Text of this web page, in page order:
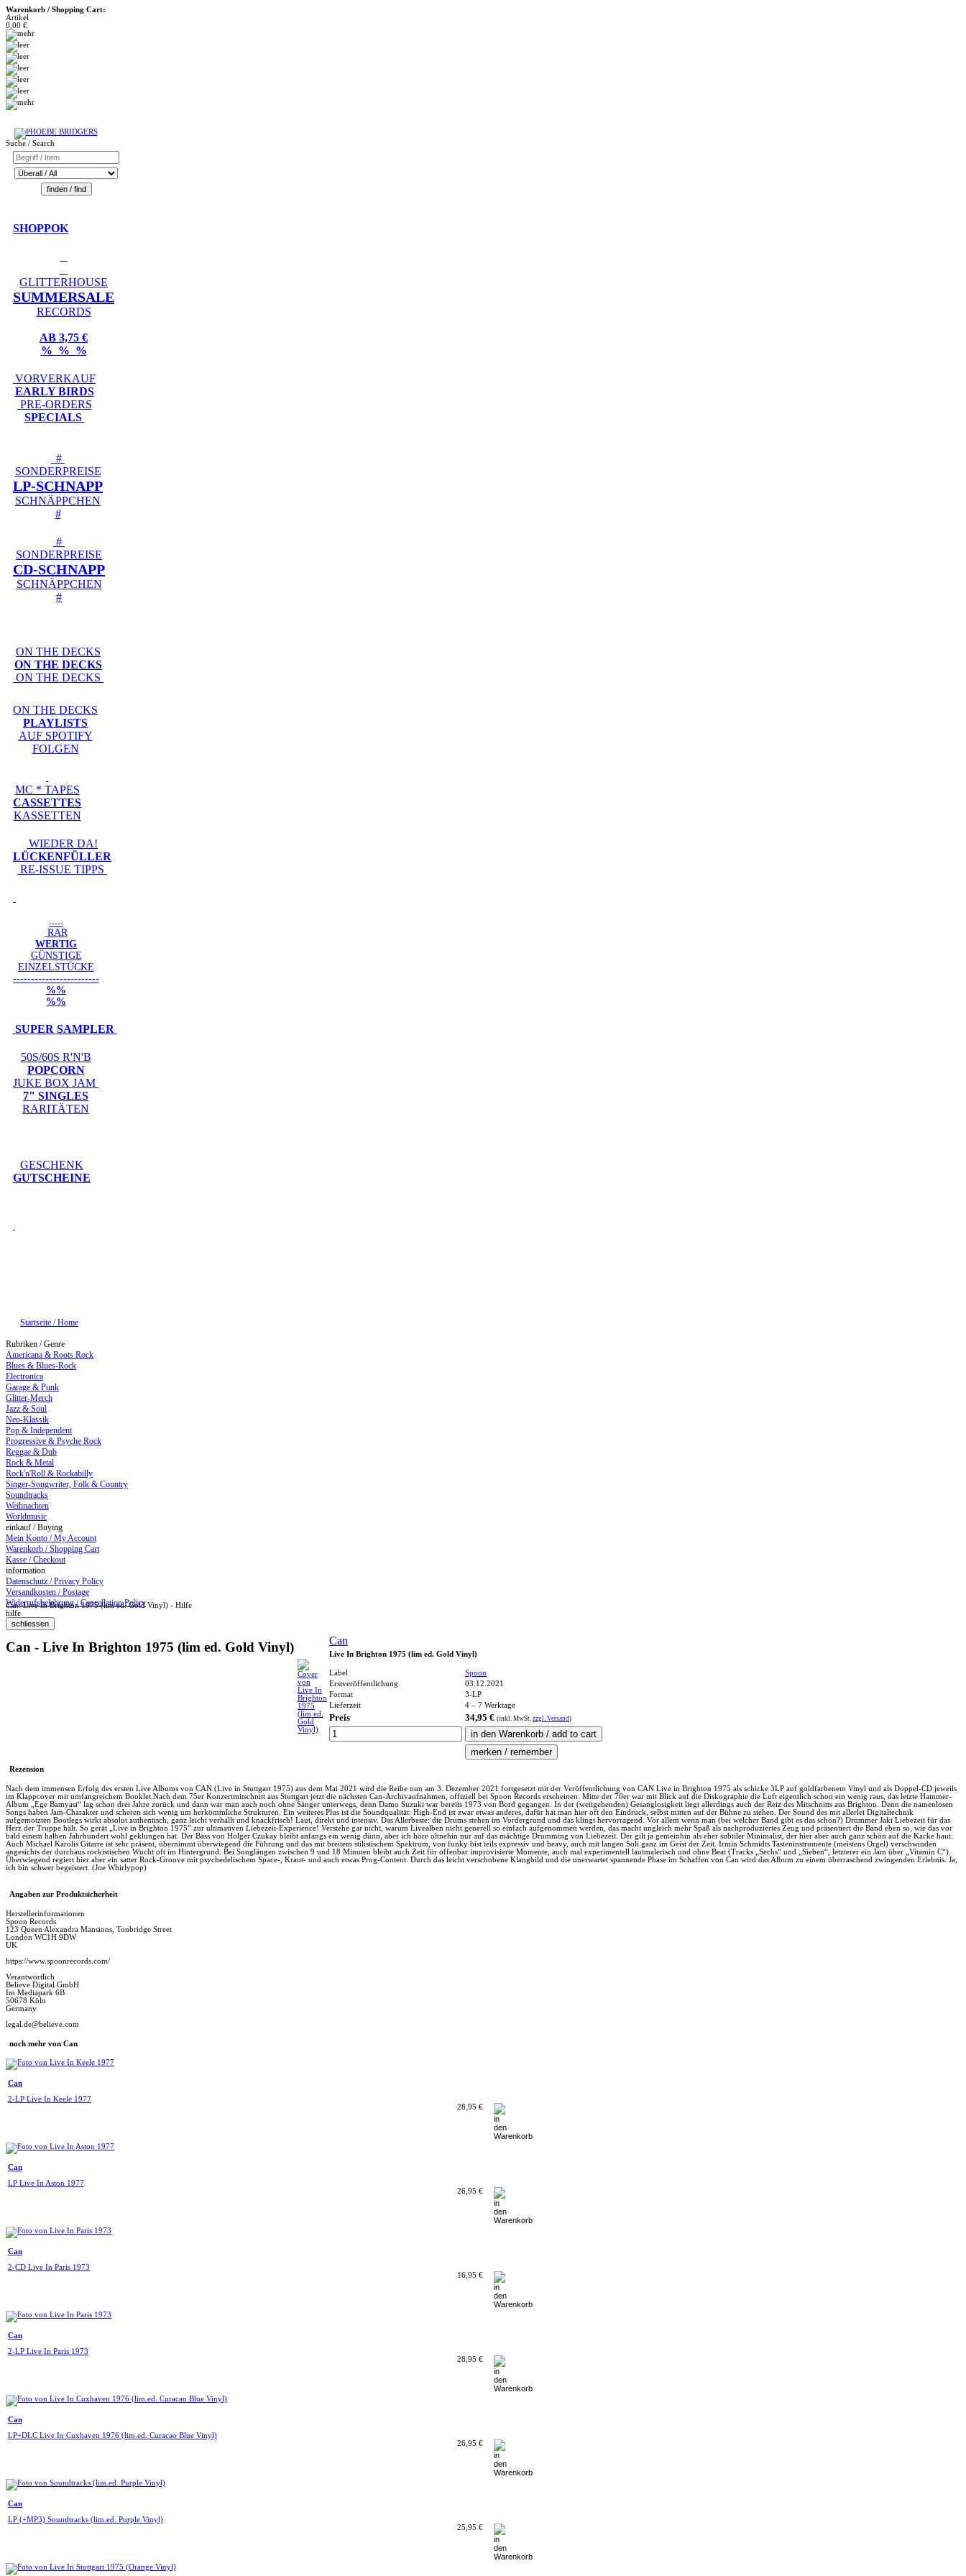
Warenkorb / Shopping Cart:
Artikel
0,00 €
Suche / Search
SHOPPOK
GLITTERHOUSE
SUMMERSALE
RECORDS
AB 3,75 €
% % %
VORVERKAUF
EARLY BIRDS
PRE-ORDERS
SPECIALS
#
SONDERPREISE
LP-SCHNAPP
SCHNÄPPCHEN
#
#
SONDERPREISE
CD-SCHNAPP
SCHNÄPPCHEN
#
ON THE DECKS
ON THE DECKS
ON THE DECKS
ON THE DECKS
PLAYLISTS
AUF SPOTIFY
FOLGEN
MC * TAPES
CASSETTES
KASSETTEN
WIEDER DA!
LÜCKENFÜLLER
RE-ISSUE TIPPS
-----
RAR
WERTIG
GÜNSTIGE
EINZELSTÜCKE
------------------------
%%
%%
SUPER SAMPLER
50S/60S R'N'B
POPCORN
JUKE BOX JAM
7" SINGLES
RARITÄTEN
GESCHENK
GUTSCHEINE
Startseite / Home
Rubriken / Genre
Americana & Roots Rock
Blues & Blues-Rock
Electronica
Garage & Punk
Glitter-Merch
Jazz & Soul
Neo-Klassik
Pop & Independent
Progressive & Psyche Rock
Reggae & Dub
Rock & Metal
Rock'n'Roll & Rockabilly
Singer-Songwriter, Folk & Country
Soundtracks
Weihnachten
Worldmusic
einkauf / Buying
Mein Konto / My Account
Warenkorb / Shopping Cart
Kasse / Checkout
information
Datenschutz / Privacy Policy
Versandkosten / Postage
Widerrufsbelehrung / Cancellation Policy
Can: Live In Brighton 1975 (lim ed. Gold Vinyl) - Hilfe
hilfe
Can - Live In Brighton 1975 (lim ed. Gold Vinyl) Can
Live In Brighton 1975 (lim ed. Gold Vinyl)
Label
Spoon
Erstveröffentlichung
03.12.2021
Format
3-LP
Lieferzeit
4 – 7 Werktage
Preis 34,95 € (inkl. MwSt. zzgl. Versand)
Rezension
Nach dem immensen Erfolg des ersten Live Albums von CAN (Live in Stuttgart 1975) aus dem Mai 2021 wird die Reihe nun am 3. Dezember 2021 fortgesetzt mit der Veröffentlichung von CAN Live in Brighton 1975 als schicke 3LP auf goldfarbenem Vinyl und als Doppel-CD jeweils
im Klappcover mit umfangreichem Booklet.Nach dem 75er Konzertmitschnitt aus Stuttgart jetzt die nächsten Can-Archivaufnahmen, offiziell bei Spoon Records erscheinen. Mitte der 70er war mit Blick auf die Diskographie die Luft eigentlich schon ein wenig raus, das letzte Hammer-
Album „Ege Bamyasi“ lag schon drei Jahre zurück und dann war man auch noch ohne Sänger unterwegs, denn Damo Suzuki war bereits 1973 von Bord gegangen. In der (weitgehenden) Gesanglosigkeit liegt allerdings auch der Reiz des Mitschnitts aus Brighton. Denn die namenlosen
Songs haben Jam-Charakter und scheren sich wenig um herkömmliche Strukturen. Ein weiteres Plus ist die Soundqualität: High-End ist zwar etwas anderes, dafür hat man hier oft den Eindruck, selbst mitten auf der Bühne zu stehen. Der Sound des mit allerlei Digitaltechnik
aufgemotzten Bootlegs wirkt absolut authentisch, ganz leicht verhallt und knackfrisch! Laut, direkt und intensiv. Das Allerbeste: die Drums stehen im Vordergrund und das klingt hervorragend. Vor allem wenn man (bei welcher Band gibt es das schon?) Drummer Jaki Liebezeit für das
Herz der Truppe hält. So gerät „Live in Brighton 1975” zur ultimativen Liebezeit-Experience! Verstehe gar nicht, warum Livealben nicht generell so einfach aufgenommen werden, das macht ungleich mehr Spaß als nachproduziertes Zeug und präsentiert die Band eben so, wie das vor
bald einem halben Jahrhundert wohl geklungen hat. Der Bass von Holger Czukay bleibt anfangs ein wenig dünn, aber ich höre ohnehin nur auf das mächtige Drumming von Liebezeit. Der gilt ja gemeinhin als eher subtiler Minimalist, der hier aber auch ganz schön auf die Kacke haut.
Auch Michael Karolis Gitarre ist sehr präsent, übernimmt überwiegend die Führung und das mit breitem stilistischem Spektrum, von funky bist teils expressiv und heavy, auch mit langen Soli ganz im Geist der Zeit. Irmin Schmidts Tasteninstrumente (meistens Orgel) verschwinden
angesichts der durchaus rockistischen Wucht oft im Hintergrund. Bei Songlängen zwischen 9 und 18 Minuten bleibt auch Zeit für offenbar improvisierte Momente, auch mal experimentell lautmalerisch und ohne Beat (Tracks „Sechs“ und „Sieben“, letzterer ein Jam über „Vitamin C“).
Überwiegend regiert hier aber ein satter Rock-Groove mit psychedelischem Space-, Kraut- und auch etwas Prog-Content. Durch das leicht verschobene Klangbild und die unerwartet spannende Phase im Schaffen von Can wird das Album zu einem überraschend zwingenden Erlebnis. Ja,
ich bin schwer begeistert. (Joe Whirlypop)
Angaben zur Produktsicherheit
Herstellerinformationen
Spoon Records
123 Queen Alexandra Mansions, Tonbridge Street
London WC1H 9DW
UK
https://www.spoonrecords.com/
Verantwortlich
Believe Digital GmbH
Im Mediapark 6B
50678 Köln
Germany
legal.de@believe.com
noch mehr von Can
Can
2-LP Live In Keele 1977
28,95 €
Can
LP Live In Aston 1977
26,95 €
Can
2-CD Live In Paris 1973
16,95 €
Can
2-LP Live In Paris 1973
28,95 €
Can
LP+DLC Live In Cuxhaven 1976 (lim.ed. Curacao Blue Vinyl)
26,95 €
Can
LP (+MP3) Soundtracks (lim.ed. Purple Vinyl)
25,95 €